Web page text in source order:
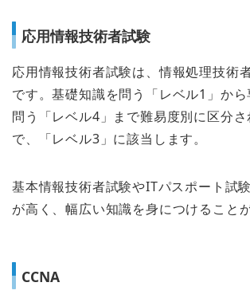
応用情報技術者試験
応用情報技術者試験は、情報処理技術
です。基礎知識を問う「レベル1」か
問う「レベル4」まで難易度別に区分
で、「レベル3」に該当します。
基本情報技術者試験やITパスポート試
が高く、幅広い知識を身につけること
CCNA